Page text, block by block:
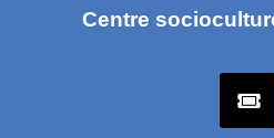
Centre